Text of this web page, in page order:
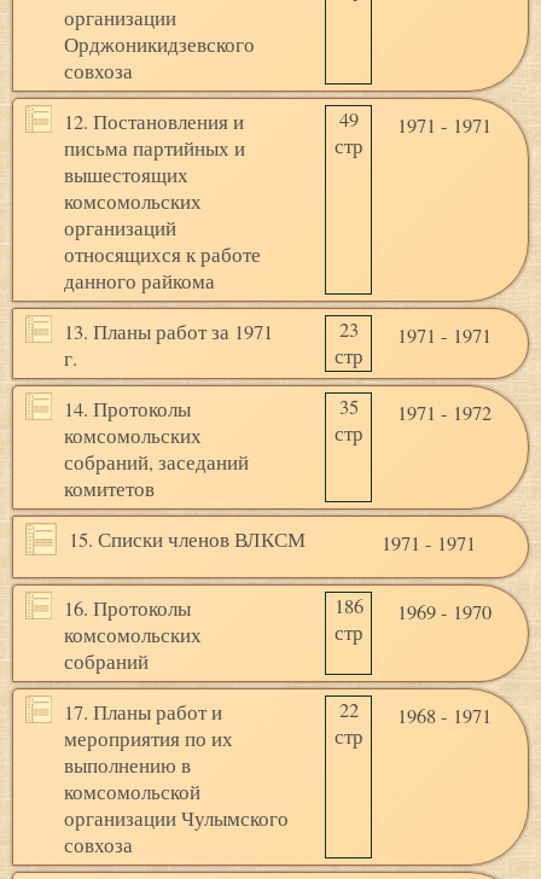
организации
Орджоникидзевского
совхоза
12. Постановления и
письма партийных и
вышестоящих
комсомольских
организаций
относящихся к работе
данного райкома
49
стр
1971 - 1971
13. Планы работ за 1971
г.
23
стр
1971 - 1971
14. Протоколы
комсомольских
собраний, заседаний
комитетов
35
стр
1971 - 1972
15. Списки членов ВЛКСМ 1971 - 1971
16. Протоколы
комсомольских
собраний
186
стр
1969 - 1970
17. Планы работ и
мероприятия по их
выполнению в
комсомольской
организации Чулымского
совхоза
22
стр
1968 - 1971